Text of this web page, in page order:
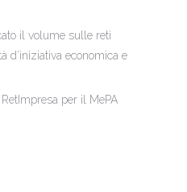
il volume sulle reti
d’iniziativa economica e
per il MePA